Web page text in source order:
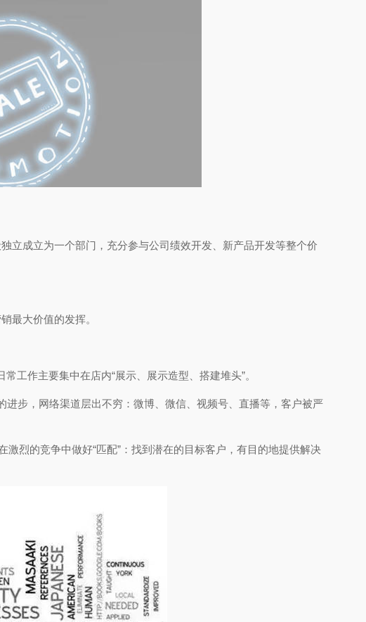
立成立为一个部门，充分参与公司绩效开发、新产品开发等整个价
最大价值的发挥。
工作主要集中在店内“展示、展示造型、搭建堆头”。
步，网络渠道层出不穷：微博、微信、视频号、直播等，客户被严
烈的竞争中做好“匹配”：找到潜在的目标客户，有目的地提供解决